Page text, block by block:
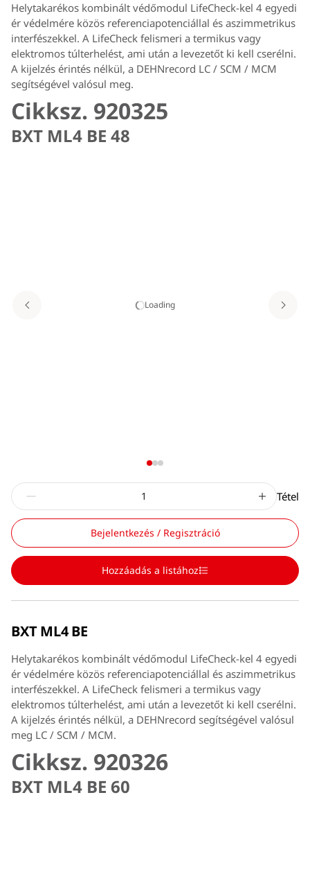
Helytakarékos kombinált védőmodul LifeCheck-kel 4 egyedi
ér védelmére közös referenciapotenciállal és aszimmetrikus
interfészekkel. A LifeCheck felismeri a termikus vagy
elektromos túlterhelést, ami után a levezetőt ki kell cserélni.
A kijelzés érintés nélkül, a DEHNrecord LC / SCM / MCM
segítségével valósul meg.
Cikksz. 920325
BXT ML4 BE 48
Loading
Tétel
Bejelentkezés / Regisztráció
Hozzáadás a listához
BXT ML4 BE
Helytakarékos kombinált védőmodul LifeCheck-kel 4 egyedi
ér védelmére közös referenciapotenciállal és aszimmetrikus
interfészekkel. A LifeCheck felismeri a termikus vagy
elektromos túlterhelést, ami után a levezetőt ki kell cserélni.
A kijelzés érintés nélkül, a DEHNrecord segítségével valósul
meg LC / SCM / MCM.
Cikksz. 920326
BXT ML4 BE 60